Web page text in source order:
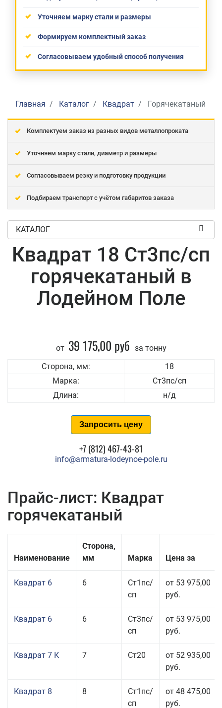
Уточняем марку стали и размеры
Формируем комплектный заказ
Согласовываем удобный способ получения
Главная Каталог Квадрат Горячекатаный
Комплектуем заказ из разных видов металлопроката
Уточняем марку стали, диаметр и размеры
Согласовываем резку и подготовку продукции
Подбираем транспорт с учётом габаритов заказа
КАТАЛОГ
Квадрат 18 Ст3пс/сп
горячекатаный в
Лодейном Поле
от 39 175,00 руб за тонну
Сторона, мм:
18
Марка:
Ст3пс/сп
Длина:
н/д
Запросить цену
+7 (812) 467-43-81
info@armatura-lodeynoe-pole.ru
Прайс-лист: Квадрат
горячекатаный
Наименование
Сторона,
мм
Марка Цена за
Квадрат 6 6
Ст1пс/
сп
от 53 975,00
руб.
Квадрат 6 6
Ст3пс/
сп
от 53 975,00
руб.
Квадрат 7 К 7 Ст20
от 52 935,00
руб.
Квадрат 8 8
Ст1пс/
сп
от 48 475,00
руб.